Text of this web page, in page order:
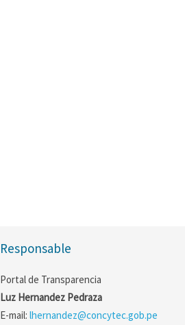
Responsable
Portal de Transparencia
Luz Hernandez Pedraza
E-mail: lhernandez@concytec.gob.pe